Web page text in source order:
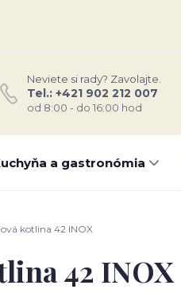
Neviete si rady? Zavolajte.
Tel.: +421 902 212 007
od 8:00 - do 16:00 hod
a gastronómia
kotlina 42 INOX
42 INOX